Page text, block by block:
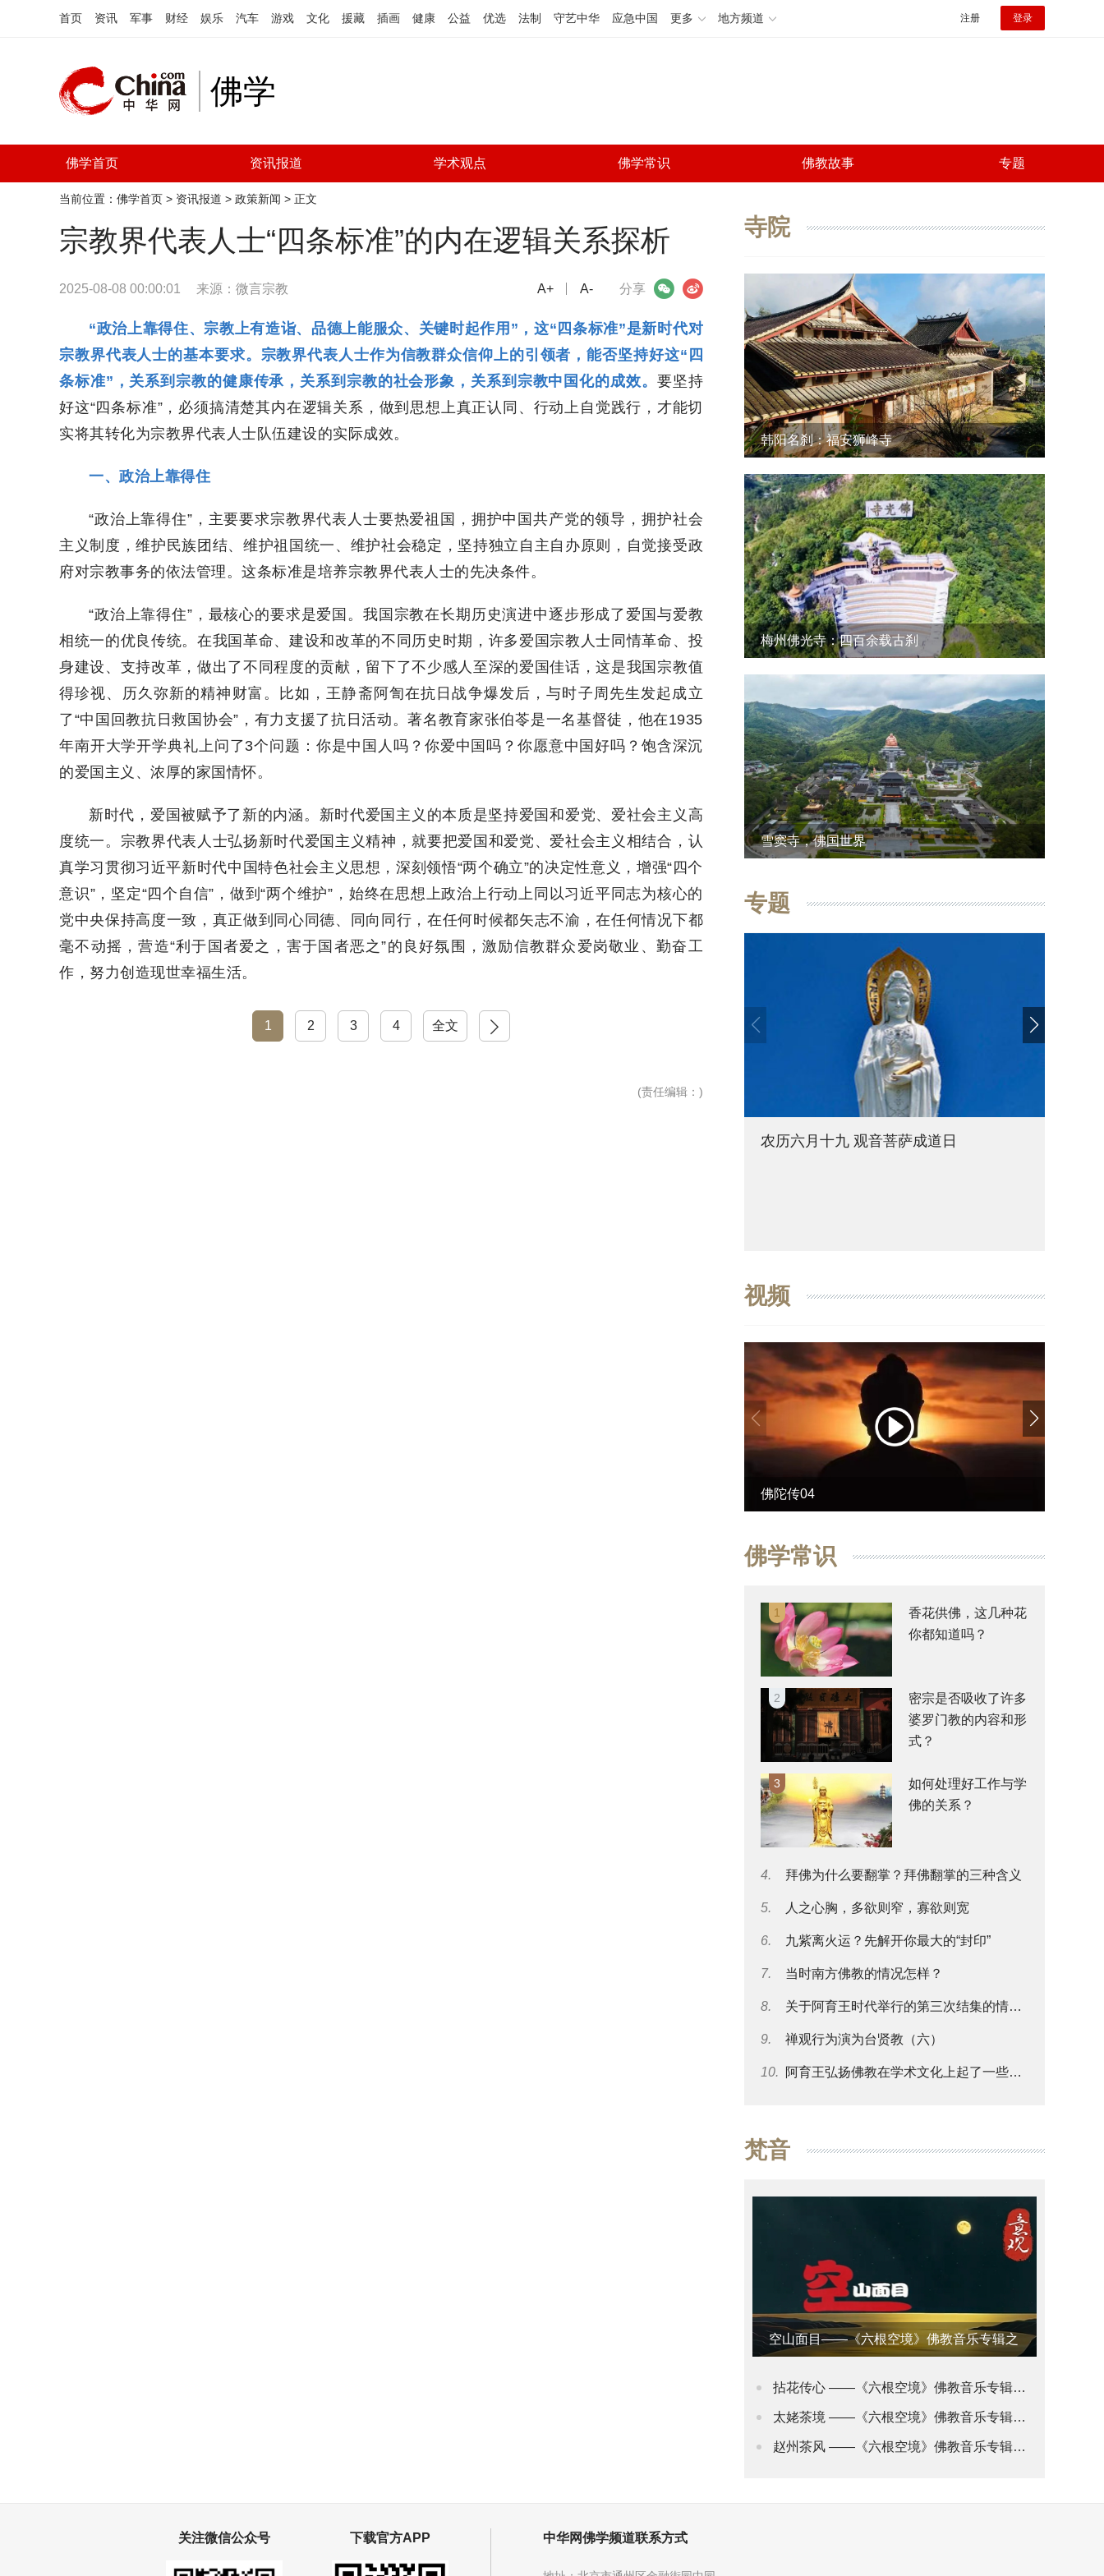
首页 资讯 军事 财经 娱乐 汽车 游戏 文化 援藏 插画 健康 公益 优选 法制 守艺中华 应急中国 更多 地方频道 注册 登录
佛学
佛学首页 资讯报道 学术观点 佛学常识 佛教故事 专题
当前位置： 佛学首页 > 资讯报道 > 政策新闻 > 正文
宗教界代表人士“四条标准”的内在逻辑关系探析
2025-08-08 00:00:01 来源： 微言宗教 分享
微信 微博
A+ A-
“政治上靠得住、宗教上有造诣、品德上能服众、关键时起作用”，这“四条标准”是新时代对
宗教界代表人士的基本要求。宗教界代表人士作为信教群众信仰上的引领者，能否坚持好这“四
条标准”，关系到宗教的健康传承，关系到宗教的社会形象，关系到宗教中国化的成效。 要坚持
好这“四条标准”，必须搞清楚其内在逻辑关系，做到思想上真正认同、行动上自觉践行，才能切
实将其转化为宗教界代表人士队伍建设的实际成效。
一、政治上靠得住
“政治上靠得住”，主要要求宗教界代表人士要热爱祖国，拥护中国共产党的领导，拥护社会
主义制度，维护民族团结、维护祖国统一、维护社会稳定，坚持独立自主自办原则，自觉接受政
府对宗教事务的依法管理。这条标准是培养宗教界代表人士的先决条件。
“政治上靠得住”，最核心的要求是爱国。我国宗教在长期历史演进中逐步形成了爱国与爱教
相统一的优良传统。在我国革命、建设和改革的不同历史时期，许多爱国宗教人士同情革命、投
身建设、支持改革，做出了不同程度的贡献，留下了不少感人至深的爱国佳话，这是我国宗教值
得珍视、历久弥新的精神财富。比如，王静斋阿訇在抗日战争爆发后，与时子周先生发起成立
了“中国回教抗日救国协会”，有力支援了抗日活动。著名教育家张伯苓是一名基督徒，他在1935
年南开大学开学典礼上问了3个问题：你是中国人吗？你爱中国吗？你愿意中国好吗？饱含深沉
的爱国主义、浓厚的家国情怀。
新时代，爱国被赋予了新的内涵。新时代爱国主义的本质是坚持爱国和爱党、爱社会主义高
度统一。宗教界代表人士弘扬新时代爱国主义精神，就要把爱国和爱党、爱社会主义相结合，认
真学习贯彻习近平新时代中国特色社会主义思想，深刻领悟“两个确立”的决定性意义，增强“四个
意识”，坚定“四个自信”，做到“两个维护”，始终在思想上政治上行动上同以习近平同志为核心的
党中央保持高度一致，真正做到同心同德、同向同行，在任何时候都矢志不渝，在任何情况下都
毫不动摇，营造“利于国者爱之，害于国者恶之”的良好氛围，激励信教群众爱岗敬业、勤奋工
作，努力创造现世幸福生活。
1 2 3 4 全文
下一页
(责任编辑 ：)
寺院
韩阳名刹：福安狮峰寺
梅州佛光寺：四百余载古刹
雪窦寺，佛国世界
专题
农历六月十九 观音菩萨成道日
视频
佛陀传04
佛学常识
1
香花供佛，这几种花
你都知道吗？
2
密宗是否吸收了许多
婆罗门教的内容和形
式？
3
如何处理好工作与学
佛的关系？
4. 拜佛为什么要翻掌？拜佛翻掌的三种含义
5. 人之心胸，多欲则窄，寡欲则宽
6. 九紫离火运？先解开你最大的“封印”
7. 当时南方佛教的情况怎样？
8. 关于阿育王时代举行的第三次结集的情况可否再谈一些？
9. 禅观行为演为台贤教（六）
10. 阿育王弘扬佛教在学术文化上起了一些什么影响？
梵音
空山面目——《六根空境》佛教音乐专辑之
拈花传心 ——《六根空境》佛教音乐专辑之身观•花道
太姥茶境 ——《六根空境》佛教音乐专辑之舌观•茶道(2)
赵州茶风 ——《六根空境》佛教音乐专辑之舌观•茶道(1)
关注微信公众号 下载官方APP 中华网佛学频道联系方式